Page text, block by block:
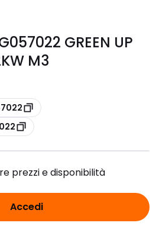
GREEN UP
M3
prezzi e disponibilità
Accedi